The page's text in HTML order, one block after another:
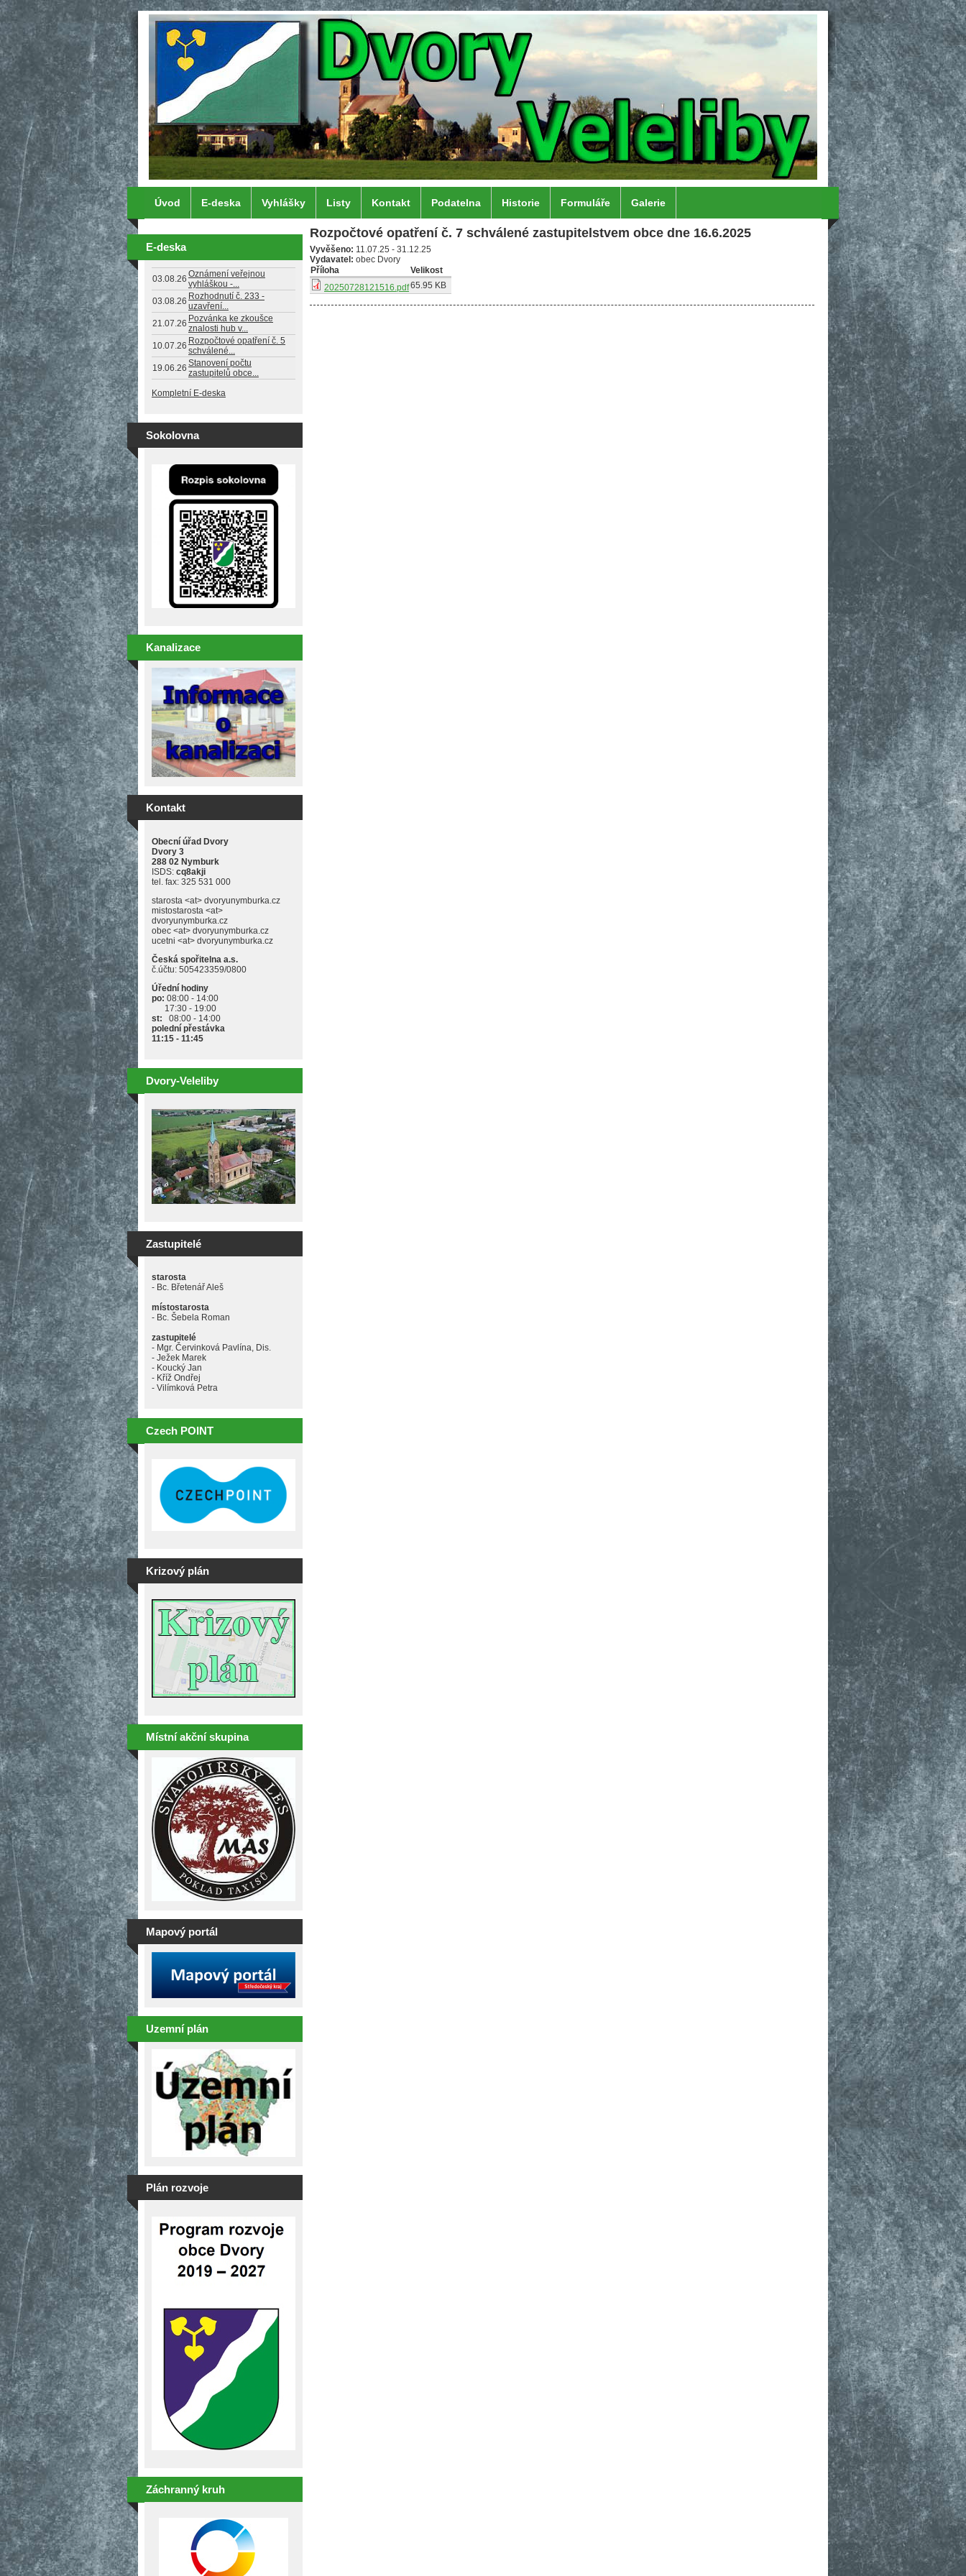
Přejít k hlavnímu obsahu
Úvod E-deska Vyhlášky Listy Kontakt Podatelna Historie Formuláře Galerie
E-deska
03.08.26 Oznámení veřejnou
vyhláškou -...
03.08.26 Rozhodnutí č. 233 -
uzavření...
21.07.26 Pozvánka ke zkoušce
znalosti hub v...
10.07.26 Rozpočtové opatření č. 5
schválené...
19.06.26 Stanovení počtu
zastupitelů obce...
Kompletní E-deska
Sokolovna
Kanalizace
Kontakt
Obecní úřad Dvory
Dvory 3
288 02 Nymburk
ISDS: cq8akji
tel. fax: 325 531 000
starosta <at> dvoryunymburka.cz
mistostarosta <at>
dvoryunymburka.cz
obec <at> dvoryunymburka.cz
ucetni <at> dvoryunymburka.cz
Česká spořitelna a.s.
č.účtu: 505423359/0800
Úřední hodiny
po: 08:00 - 14:00
17:30 - 19:00
st: 08:00 - 14:00
polední přestávka
11:15 - 11:45
Dvory-Veleliby
Zastupitelé
starosta
- Bc. Břetenář Aleš
místostarosta
- Bc. Šebela Roman
zastupitelé
- Mgr. Červinková Pavlína, Dis.
- Ježek Marek
- Koucký Jan
- Kříž Ondřej
- Vilímková Petra
Czech POINT
Krizový plán
Místní akční skupina
Mapový portál
Uzemní plán
Plán rozvoje
Záchranný kruh
Rozpočtové opatření č. 7 schválené zastupitelstvem obce dne 16.6.2025
Vyvěšeno: 11.07.25 - 31.12.25
Vydavatel: obec Dvory
Příloha
Velikost
20250728121516.pdf65.95 KB